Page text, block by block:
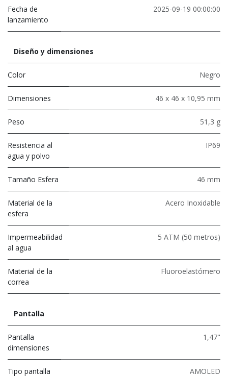
Fecha de
lanzamiento
2025-09-19 00:00:00
Diseño y dimensiones
Color Negro
Dimensiones 46 x 46 x 10,95 mm
Peso 51,3 g
Resistencia al
agua y polvo
IP69
Tamaño Esfera 46 mm
Material de la
esfera
Acero Inoxidable
Impermeabilidad
al agua
5 ATM (50 metros)
Material de la
correa
Fluoroelastómero
Pantalla
Pantalla
dimensiones
1,47"
Tipo pantalla AMOLED